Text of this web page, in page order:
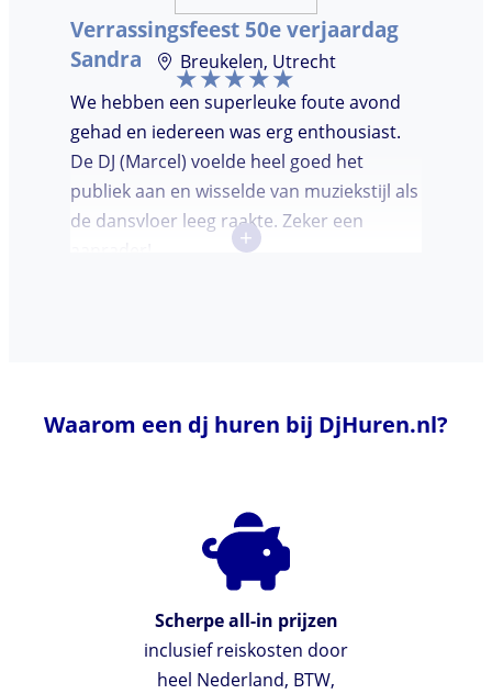
Verrassingsfeest 50e verjaardag
Sandra
Breukelen, Utrecht
We hebben een superleuke foute avond
gehad en iedereen was erg enthousiast.
De DJ (Marcel) voelde heel goed het
publiek aan en wisselde van muziekstijl als
de dansvloer leeg raakte. Zeker een
+
Waarom een dj huren bij DjHuren.nl?
Scherpe all-in prijzen
inclusief reiskosten door
heel Nederland, BTW,